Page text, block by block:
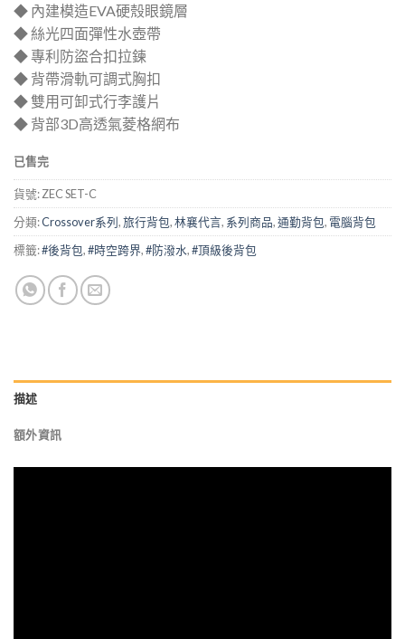
◆ 內建模造EVA硬殼眼鏡層
◆ 絲光四面彈性水壺帶
◆ 專利防盜合扣拉鍊
◆ 背帶滑軌可調式胸扣
◆ 雙用可卸式行李護片
◆ 背部3D高透氣菱格網布
已售完
貨號:ZEC SET-C
分類:Crossover系列,旅行背包,林襄代言, 系列商品,通勤背包, 電腦背包
標籤:#後背包,#時空跨界,#防潑水,#頂級後背包
描述
額外資訊